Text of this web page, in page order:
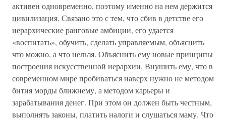
активен одновременно, поэтому именно на нем держится
цивилизация. Связано это с тем, что сбив в детстве его
иерархические ранговые амбиции, его удается
«воспитать», обучить, сделать управляемым, объяснить
что можно, а что нельзя. Объяснить ему новые принципы
построения искусственной иерархии. Внушить ему, что в
современном мире пробиваться наверх нужно не методом
бития морды ближнему, а методом карьеры и
зарабатывания денег. При этом он должен быть честным,
выполнять законы, платить налоги и слушаться маму. Что